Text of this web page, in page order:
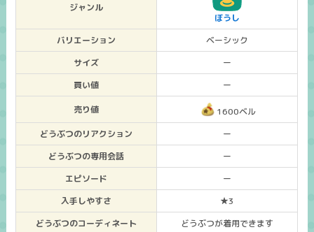
ジャンル
ぼうし
バリエーション
ベーシック
サイズ
ー
買い値
ー
売り値
1600ベル
どうぶつのリアクション
ー
どうぶつの専用会話
ー
エピソード
ー
入手しやすさ
★3
どうぶつのコーディネート
どうぶつが着用できます